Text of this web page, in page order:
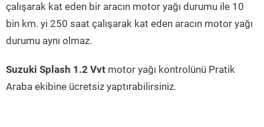
çalışarak kat eden bir aracın motor yağı durumu ile 10
bin km. yi 250 saat çalışarak kat eden aracın motor yağı
durumu aynı olmaz.
Suzuki Splash 1.2 Vvt motor yağı kontrolünü Pratik
Araba ekibine ücretsiz yaptırabilirsiniz.